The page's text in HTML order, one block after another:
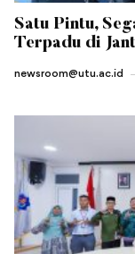
Satu Pintu,
Terpadu di
newsroom@utu.ac.id